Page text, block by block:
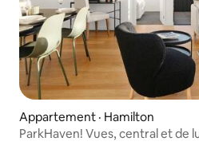
Appartement · Hamilton
ParkHaven! Vues, central et de